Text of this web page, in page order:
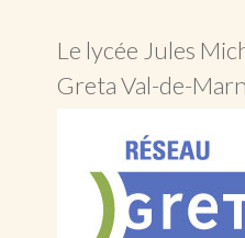
Le lycée Jules
Greta Val-de-